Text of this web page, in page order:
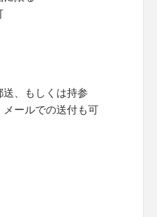
、もしくは持参
ールでの送付も可